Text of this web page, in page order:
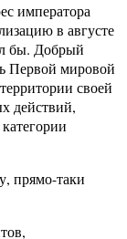
императора
в августе
бы. Добрый
Первой мировой
своей
действий,
прямо-таки